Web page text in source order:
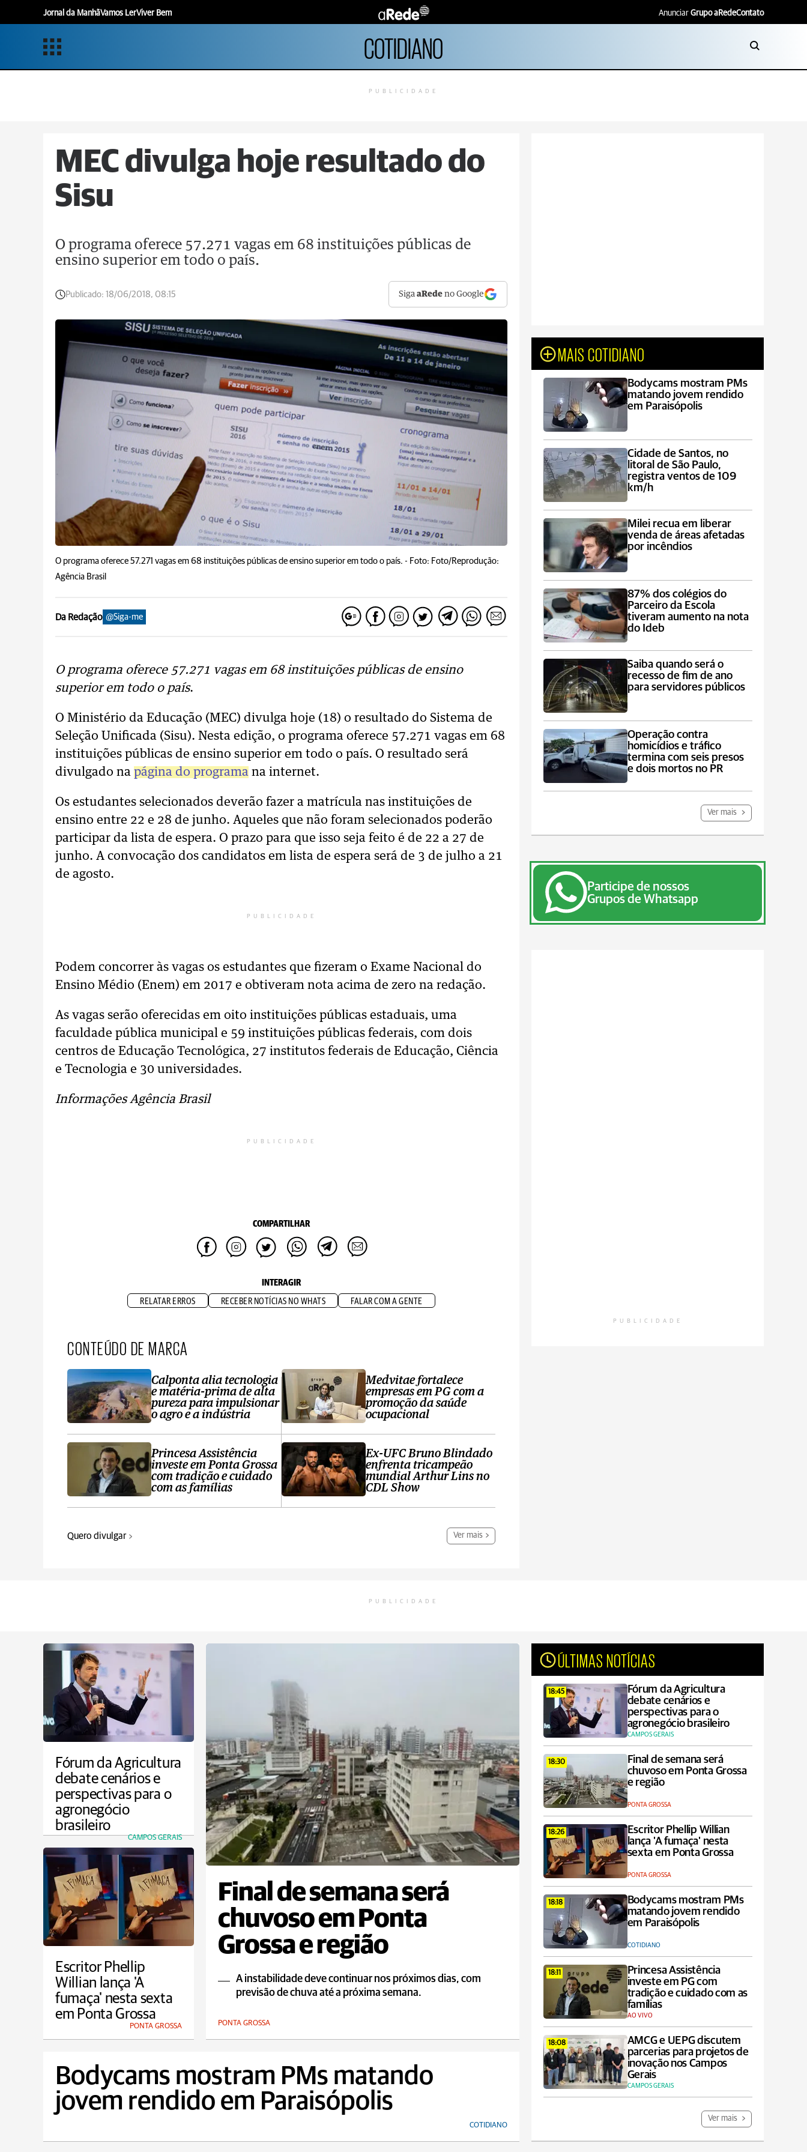
Jornal da ManhãVamos LerViver Bem Anunciar Grupo aRedeContato
COTIDIANO
PUBLICIDADE
MEC divulga hoje resultado do
Sisu
O programa oferece 57.271 vagas em 68 instituições públicas de
ensino superior em todo o país.
Publicado: 18/06/2018, 08:15 SigaaRede no Google
O programa oferece 57.271 vagas em 68 instituições públicas de ensino superior em todo o país. - Foto: Foto/Reprodução:
Agência Brasil
Da Redação @Siga-me
O programa oferece 57.271 vagas em 68 instituições públicas de ensino
superior em todo o país.
O Ministério da Educação (MEC) divulga hoje (18) o resultado do Sistema de
Seleção Unificada (Sisu). Nesta edição, o programa oferece 57.271 vagas em 68
instituições públicas de ensino superior em todo o país. O resultado será
divulgado na página do programa na internet.
Os estudantes selecionados deverão fazer a matrícula nas instituições de
ensino entre 22 e 28 de junho. Aqueles que não foram selecionados poderão
participar da lista de espera. O prazo para que isso seja feito é de 22 a 27 de
junho. A convocação dos candidatos em lista de espera será de 3 de julho a 21
de agosto.
PUBLICIDADE
Podem concorrer às vagas os estudantes que fizeram o Exame Nacional do
Ensino Médio (Enem) em 2017 e obtiveram nota acima de zero na redação.
As vagas serão oferecidas em oito instituições públicas estaduais, uma
faculdade pública municipal e 59 instituições públicas federais, com dois
centros de Educação Tecnológica, 27 institutos federais de Educação, Ciência
e Tecnologia e 30 universidades.
Informações Agência Brasil
PUBLICIDADE
COMPARTILHAR
INTERAGIR
RELATAR ERROS RECEBER NOTÍCIAS NO WHATS FALAR COM A GENTE
CONTEÚDO DE MARCA
Calponta alia tecnologia
e matéria-prima de alta
pureza para impulsionar
o agro e a indústria
Princesa Assistência
investe em Ponta Grossa
com tradição e cuidado
com as famílias
Medvitae fortalece
empresas em PG com a
promoção da saúde
ocupacional
Ex-UFC Bruno Blindado
enfrenta tricampeão
mundial Arthur Lins no
CDL Show
Quero divulgar Ver mais
MAIS COTIDIANO
Bodycams mostram PMs
matando jovem rendido
em Paraisópolis
Cidade de Santos, no
litoral de São Paulo,
registra ventos de 109
km/h
Milei recua em liberar
venda de áreas afetadas
por incêndios
87% dos colégios do
Parceiro da Escola
tiveram aumento na nota
do Ideb
Saiba quando será o
recesso de fim de ano
para servidores públicos
Operação contra
homicídios e tráfico
termina com seis presos
e dois mortos no PR
Ver mais
Participe de nossos
Grupos de Whatsapp
PUBLICIDADE
PUBLICIDADE
Fórum da Agricultura
debate cenários e
perspectivas para o
agronegócio
brasileiro
CAMPOS GERAIS
Final de semana será
chuvoso em Ponta
Grossa e região
A instabilidade deve continuar nos próximos dias, com
previsão de chuva até a próxima semana.
PONTA GROSSA
ÚLTIMAS NOTÍCIAS
18:45
Fórum da Agricultura
debate cenários e
perspectivas para o
agronegócio brasileiro
CAMPOS GERAIS
18:30
Final de semana será
chuvoso em Ponta Grossa
e região
PONTA GROSSA
18:26
Escritor Phellip Willian
lança 'A fumaça' nesta
sexta em Ponta Grossa
PONTA GROSSA
18:18
Bodycams mostram PMs
matando jovem rendido
em Paraisópolis
COTIDIANO
18:11
Princesa Assistência
investe em PG com
tradição e cuidado com as
famílias
AO VIVO
18:08
AMCG e UEPG discutem
parcerias para projetos de
inovação nos Campos
Gerais
CAMPOS GERAIS
Ver mais
Escritor Phellip
Willian lança 'A
fumaça' nesta sexta
em Ponta Grossa
PONTA GROSSA
Bodycams mostram PMs matando
jovem rendido em Paraisópolis
COTIDIANO